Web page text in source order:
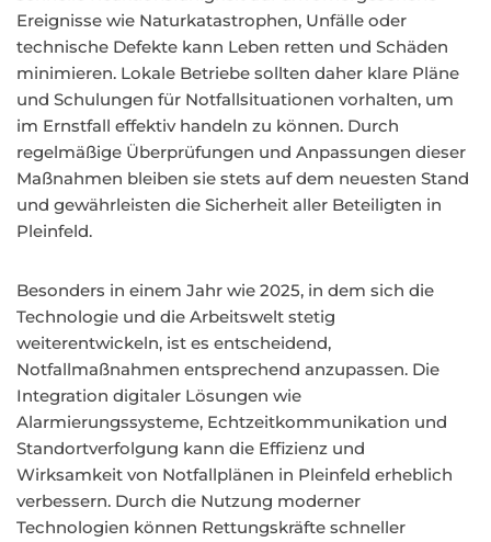
Ereignisse wie Naturkatastrophen, Unfälle oder
technische Defekte kann Leben retten und Schäden
minimieren. Lokale Betriebe sollten daher klare Pläne
und Schulungen für Notfallsituationen vorhalten, um
im Ernstfall effektiv handeln zu können. Durch
regelmäßige Überprüfungen und Anpassungen dieser
Maßnahmen bleiben sie stets auf dem neuesten Stand
und gewährleisten die Sicherheit aller Beteiligten in
Pleinfeld.
Besonders in einem Jahr wie 2025, in dem sich die
Technologie und die Arbeitswelt stetig
weiterentwickeln, ist es entscheidend,
Notfallmaßnahmen entsprechend anzupassen. Die
Integration digitaler Lösungen wie
Alarmierungssysteme, Echtzeitkommunikation und
Standortverfolgung kann die Effizienz und
Wirksamkeit von Notfallplänen in Pleinfeld erheblich
verbessern. Durch die Nutzung moderner
Technologien können Rettungskräfte schneller